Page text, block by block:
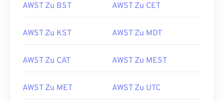
AWST Zu BST AWST Zu CET
AWST Zu KST AWST Zu MDT
AWST Zu CAT AWST Zu MEST
AWST Zu MET AWST Zu UTC